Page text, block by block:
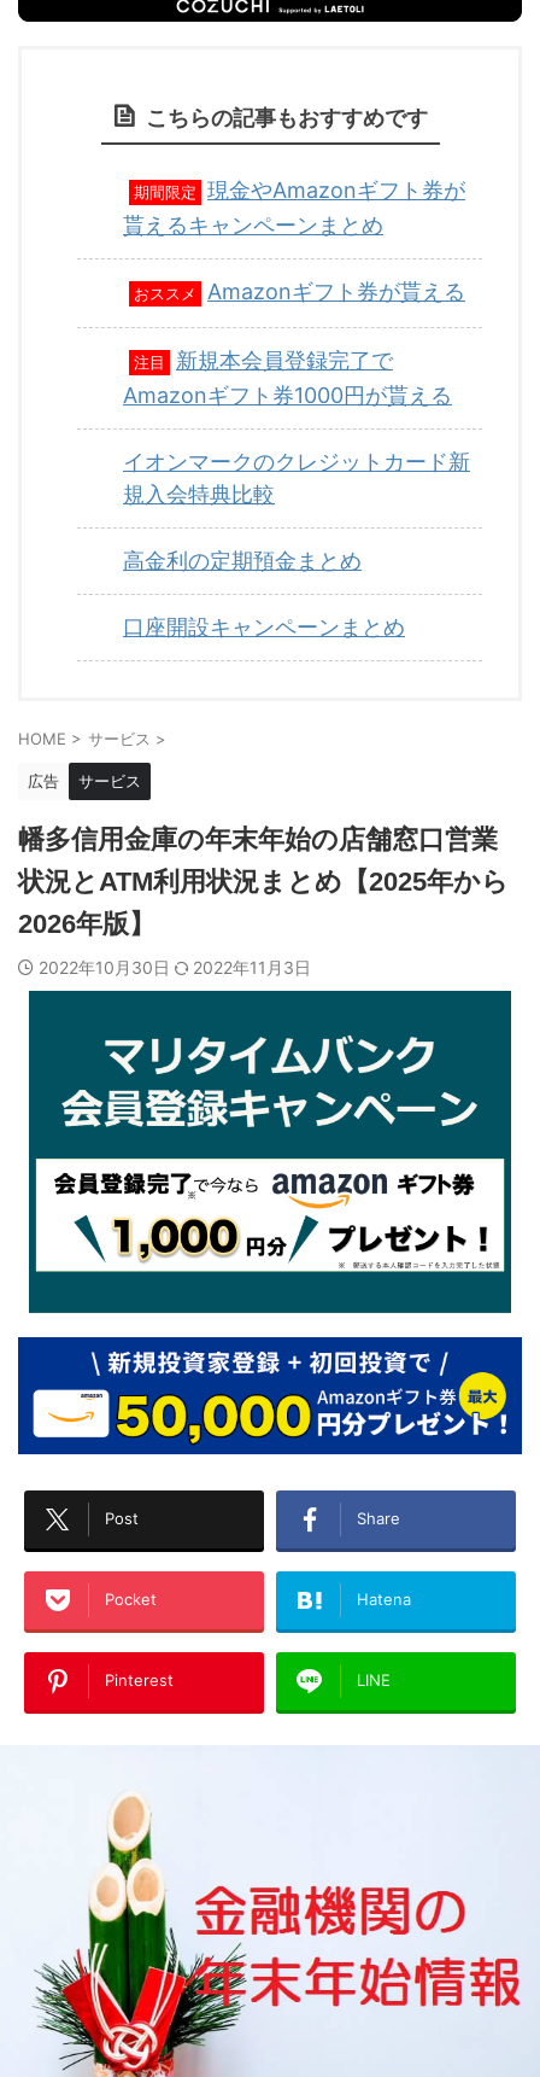
こちらの記事もおすすめです
期間限定
現金やAmazonギフト券が
貰えるキャンペーンまとめ
おススメ Amazonギフト券が貰える
注目
新規本会員登録完了で
Amazonギフト券1000円が貰える
イオンマークのクレジットカード新
規入会特典比較
高金利の定期預金まとめ
口座開設キャンペーンまとめ
HOME > サービス >
広告 サービス
幡多信用金庫の年末年始の店舗窓口営業
状況とATM利用状況まとめ【2025年から
2026年版】
2022年10月30日 2022年11月3日
Post Share
Pocket Hatena
Pinterest LINE